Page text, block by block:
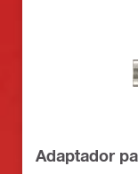
Adaptador